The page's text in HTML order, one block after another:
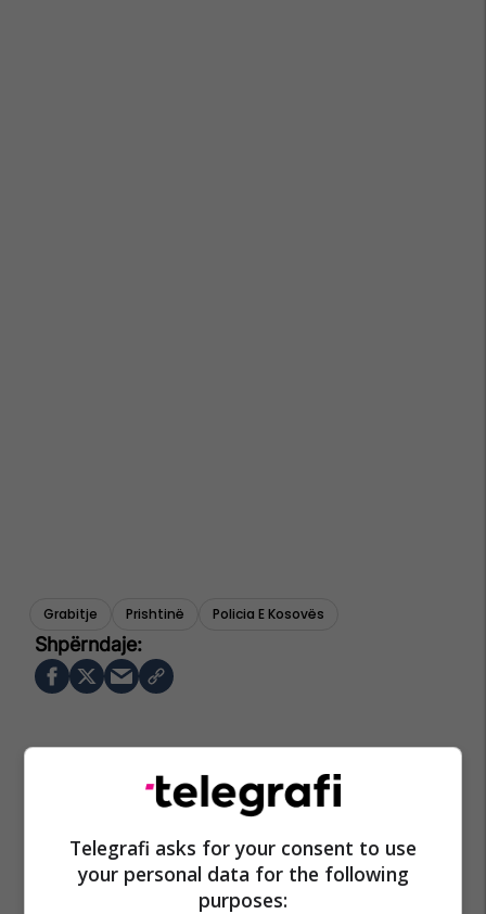
Grabitje Prishtinë Policia E Kosovës
Telegrafi asks for your consent to use
your personal data for the following
purposes: